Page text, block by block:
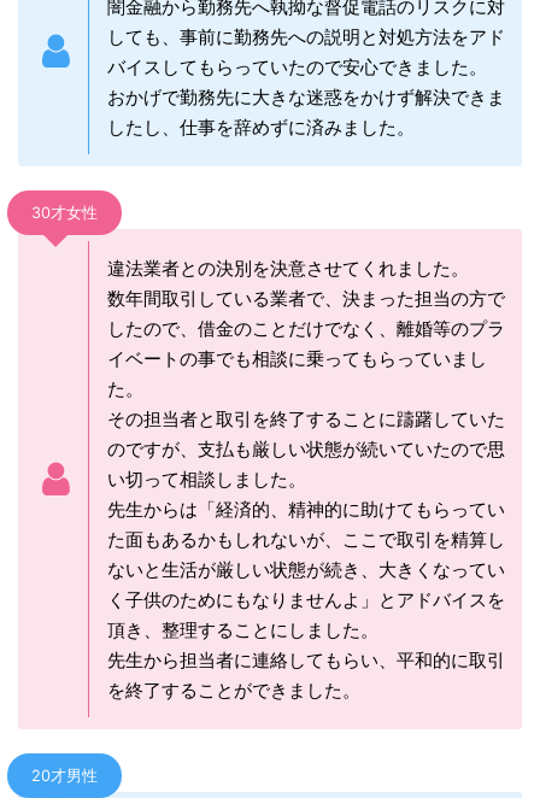
闇金融から勤務先へ執拗な督促電話のリスクに対
しても、事前に勤務先への説明と対処方法をアド
バイスしてもらっていたので安心できました。
おかげで勤務先に大きな迷惑をかけず解決できま
したし、仕事を辞めずに済みました。
30才女性
違法業者との決別を決意させてくれました。
数年間取引している業者で、決まった担当の方で
したので、借金のことだけでなく、離婚等のプラ
イベートの事でも相談に乗ってもらっていまし
た。
その担当者と取引を終了することに躊躇していた
のですが、支払も厳しい状態が続いていたので思
い切って相談しました。
先生からは「経済的、精神的に助けてもらってい
た面もあるかもしれないが、ここで取引を精算し
ないと生活が厳しい状態が続き、大きくなってい
く子供のためにもなりませんよ」とアドバイスを
頂き、整理することにしました。
先生から担当者に連絡してもらい、平和的に取引
を終了することができました。
20才男性